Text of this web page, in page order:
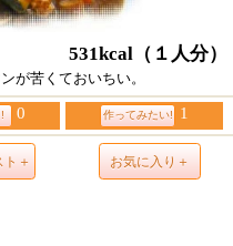
531kcal （１人分）
が苦くておいちい。
0 作ってみたい! 1
ト＋ お気に入り＋